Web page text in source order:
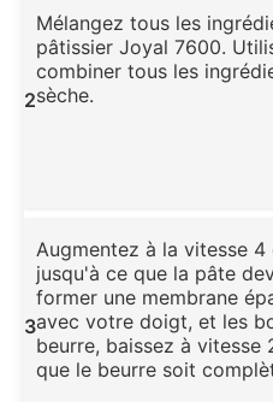
2
Mélangez tous les
pâtissier Joyal 7600.
combiner tous les
sèche.
3
Augmentez à la vitesse
jusqu'à ce que la pâte
former une membrane
avec votre doigt, et les
beurre, baissez à
que le beurre soit